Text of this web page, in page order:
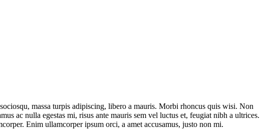
massa turpis adipiscing, libero a mauris. Morbi rhoncus quis wisi. Non
ac nulla egestas mi, risus ante mauris sem vel luctus et, feugiat nibh a ultrices.
Enim ullamcorper ipsum orci, a amet accusamus, justo non mi.